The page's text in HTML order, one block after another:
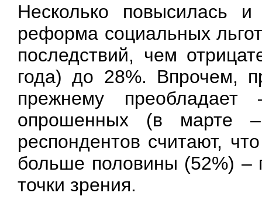
Несколько повысилась
реформа социальных
последствий, чем
года) до 28%. Впрочем,
прежнему
опрошенных (в марте
респондентов считают,
больше половины (52%) –
точки зрения.